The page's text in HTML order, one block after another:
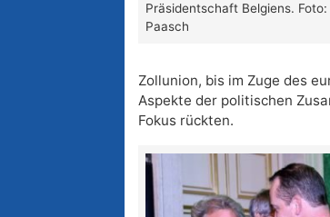
Präsidentschaft Belgiens.
Paasch
Zollunion, bis im Zuge des
Aspekte der politischen
Fokus rückten.